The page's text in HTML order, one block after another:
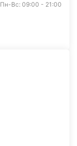
Пн-Вс: 09:00 - 21:00